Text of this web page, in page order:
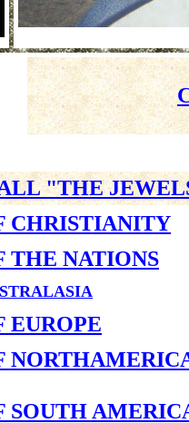
"THE
CHRISTIANITY
THE NATIONS
EUROPE
SOUTH